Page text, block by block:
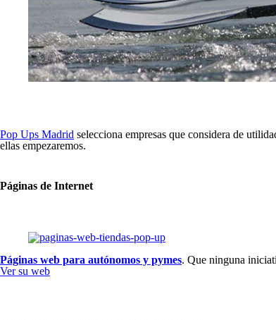
Pop Ups Madrid selecciona empresas que considera de
ellas empezaremos.
Páginas de Internet
Páginas web para autónomos y pymes. Que ninguna
Ver su web